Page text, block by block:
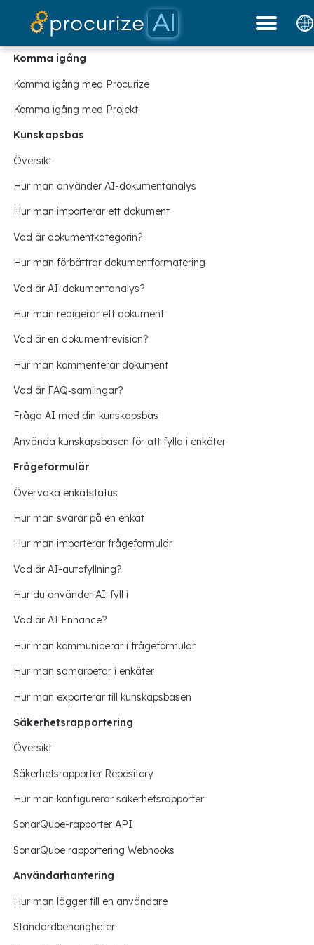
Komma igång
Komma igång med Procurize
Komma igång med Projekt
Kunskapsbas
Översikt
Hur man använder AI-dokumentanalys
Hur man importerar ett dokument
Vad är dokumentkategorin?
Hur man förbättrar dokumentformatering
Vad är AI-dokumentanalys?
Hur man redigerar ett dokument
Vad är en dokumentrevision?
Hur man kommenterar dokument
Vad är FAQ‑samlingar?
Fråga AI med din kunskapsbas
Använda kunskapsbasen för att fylla i enkäter
Frågeformulär
Övervaka enkätstatus
Hur man svarar på en enkät
Hur man importerar frågeformulär
Vad är AI-autofyllning?
Hur du använder AI-fyll i
Vad är AI Enhance?
Hur man kommunicerar i frågeformulär
Hur man samarbetar i enkäter
Hur man exporterar till kunskapsbasen
Säkerhetsrapportering
Översikt
Säkerhetsrapporter Repository
Hur man konfigurerar säkerhetsrapporter
SonarQube-rapporter API
SonarQube rapportering Webhooks
Användarhantering
Hur man lägger till en användare
Standardbehörigheter